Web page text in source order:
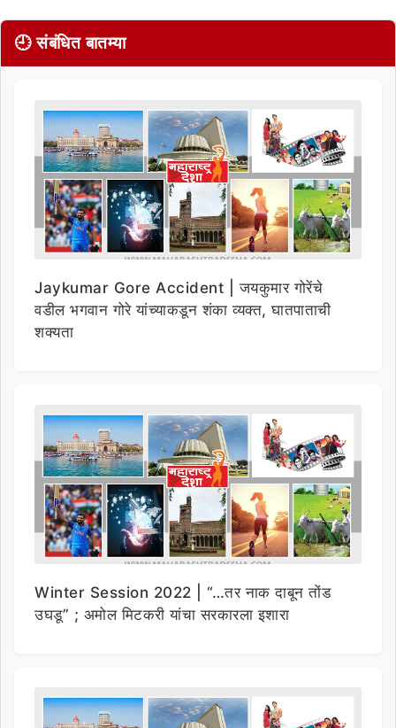
🕘 संबंधित बातम्या
Jaykumar Gore Accident | जयकुमार गोरेंचे
वडील भगवान गोरे यांच्याकडून शंका व्यक्त, घातपाताची
शक्यता
Winter Session 2022 | “…तर नाक दाबून तोंड
उघडू” ; अमोल मिटकरी यांचा सरकारला इशारा